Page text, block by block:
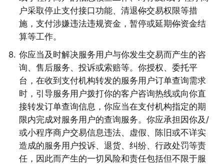
户采取停止支付接口功能、清退你交易权限等措
施，支付涉嫌违法违规资金，暂停或延期你资金结
算等工作。
8. 你应当及时解决服务用户与你发生交易而产生的咨
询、售后服务、投诉或索赔等。你授权、委托平
台，在收到支付机构转发的服务用户订单查询需求
时，引导服务用户拨打你的客户咨询热线或向你直
接转发订单查询信息，你应当在支付机构指定的期
限内完成对服务用户的查询服务。你应承担因你及/
或小程序商户交易信息违法、虚假、陈旧或不详实
造成的服务用户投诉、退货、纠纷、行政处罚等责
任，因此而产生的一切风险和责任包括但不限于服